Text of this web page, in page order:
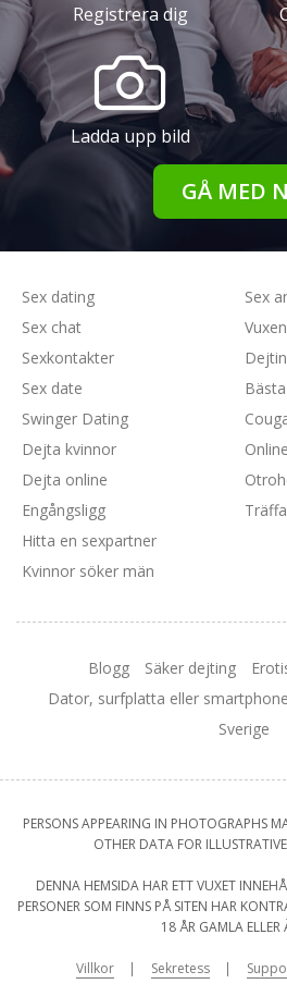
Registrera dig
Ladda upp bild
GÅ MED
Sex dating
Sex chat
Sexkontakter
Sex date
Swinger Dating
Sex
Dejta kvinnor
Dejta online
Engångsligg
Hitta en sexpartner
Kvinnor söker män
Blogg Säker dejting
Dator, surfplatta eller
Sverige
PERSONS APPEARING IN PHOTOGRAPHS
OTHER DATA FOR
DENNA HEMSIDA HAR ETT VUXET
PERSONER SOM FINNS PÅ SITEN HAR
18 ÅR GAMLA ELLER
Villkor Sekretess